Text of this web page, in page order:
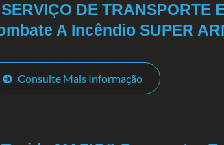
DE TRANSPORTE
A Incêndio SUPER
Consulte Mais Informação